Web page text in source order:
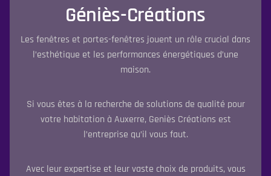
Géniès-Créations
Les fenêtres et portes-fenêtres jouent un rôle crucial dans
l’esthétique et les performances énergétiques d’une
maison.
Si vous êtes à la recherche de solutions de qualité pour
votre habitation à Auxerre, Geniès Créations est
l’entreprise qu’il vous faut.
Avec leur expertise et leur vaste choix de produits, vous